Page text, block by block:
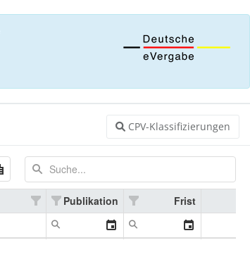
CPV-Klassifizierungen
Publikation Frist